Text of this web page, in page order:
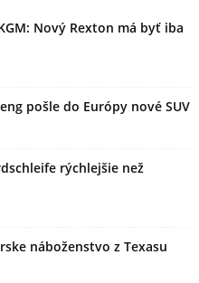
Nový Rexton má byť iba
pošle do Európy nové SUV
rýchlejšie než
náboženstvo z Texasu